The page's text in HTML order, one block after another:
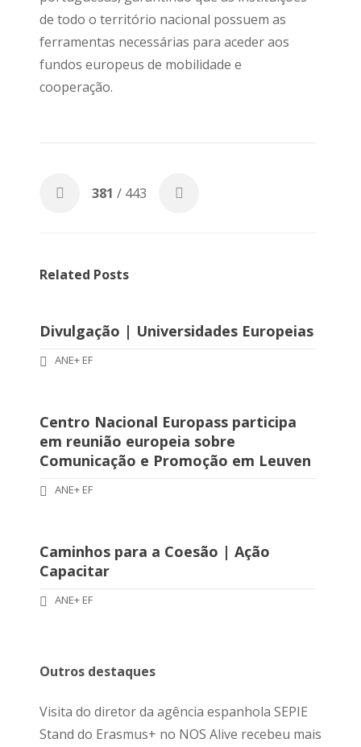
de todo o território nacional possuem as
ferramentas necessárias para aceder aos
fundos europeus de mobilidade e
cooperação.
381 / 443
Related Posts
Divulgação | Universidades Europeias
ANE+ EF
Centro Nacional Europass participa
em reunião europeia sobre
Comunicação e Promoção em Leuven
ANE+ EF
Caminhos para a Coesão | Ação
Capacitar
ANE+ EF
Outros destaques
Visita do diretor da agência espanhola SEPIE
Stand do Erasmus+ no NOS Alive recebeu mais